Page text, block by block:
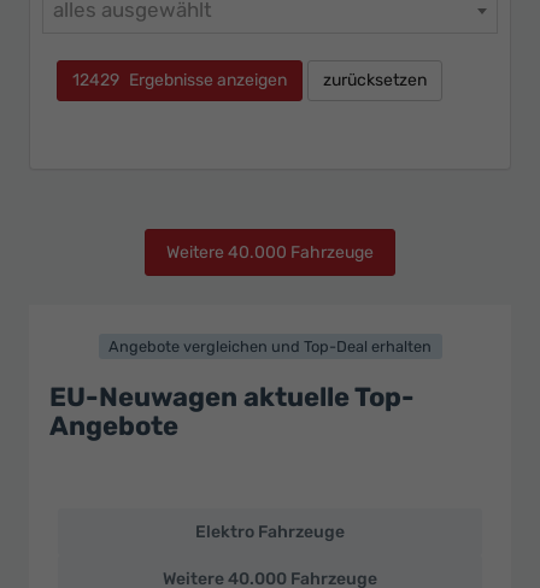
alles ausgewählt
12429 Ergebnisse anzeigen zurücksetzen
Weitere 40.000 Fahrzeuge
Angebote vergleichen und Top-Deal erhalten
EU-Neuwagen aktuelle Top-
Angebote
Neuwagen
Elektro Fahrzeuge
Weitere 40.000 Fahrzeuge